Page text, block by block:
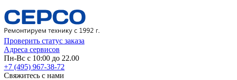
Проверить статус заказа
Адреса сервисов
Пн-Вс с 10:00 до 22.00
+7 (495) 967-38-72
Свяжитесь с нами